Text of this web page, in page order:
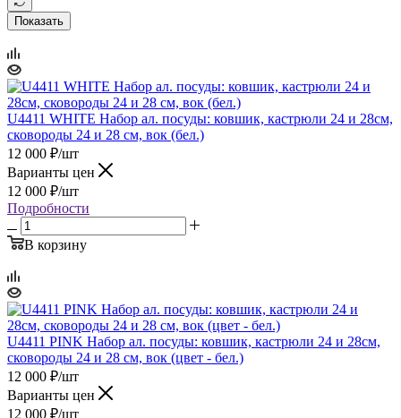
Показать
U4411 WHITE Набор ал. посуды: ковшик, кастрюли 24 и 28см,
сковороды 24 и 28 см, вок (бел.)
12 000 ₽/шт
Варианты цен
12 000 ₽/шт
Подробности
В корзину
U4411 PINK Набор ал. посуды: ковшик, кастрюли 24 и 28см,
сковороды 24 и 28 см, вок (цвет - бел.)
12 000 ₽/шт
Варианты цен
12 000 ₽/шт